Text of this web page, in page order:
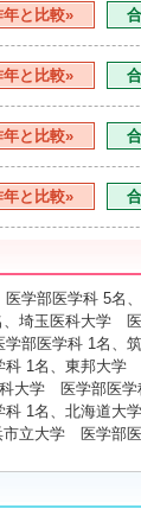
年と比較»
年と比較»
年と比較»
年と比較»
学部医学科 5名
埼玉医科大学 医
部医学科 1名、
1名、東邦大学
大学 医学部医学
1名、北海道大
立大学 医学部